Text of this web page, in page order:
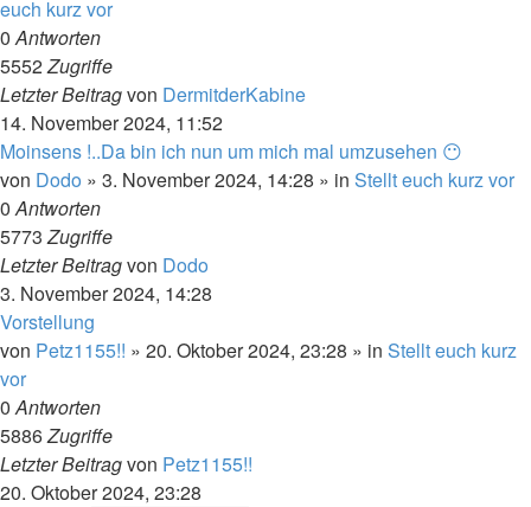
euch kurz vor
0Antworten
5552Zugriffe
Letzter Beitragvon DermitderKabine
14. November 2024, 11:52
Moinsens !..Da bin ich nun um mich mal umzusehen 😶
von Dodo » 3. November 2024, 14:28 » in Stellt euch kurz vor
0Antworten
5773Zugriffe
Letzter Beitragvon Dodo
3. November 2024, 14:28
Vorstellung
von Petz1155!! » 20. Oktober 2024, 23:28 » in Stellt euch kurz
vor
0Antworten
5886Zugriffe
Letzter Beitragvon Petz1155!!
20. Oktober 2024, 23:28